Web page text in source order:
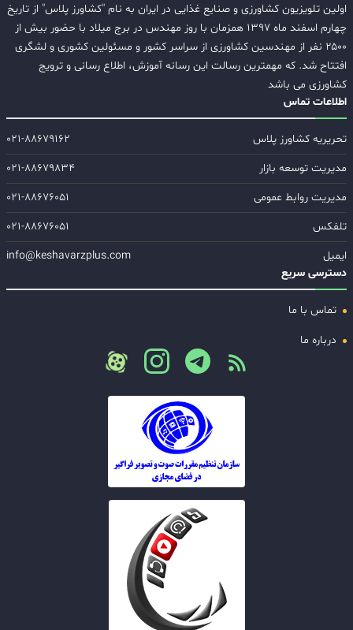
اولین تلویزیون کشاورزی و صنایع غذایی در ایران به نام "کشاورز پلاس" از تاریخ
چهارم اسفند ماه ۱۳۹۷ همزمان با روز مهندس در برج میلاد با حضور بیش از
۲۵۰۰ نفر از مهندسین کشاورزی از سراسر کشور و مسئولین کشوری و لشگری
افتتاح شد. که مهمترین رسالت این رسانه آموزش، اطلاع رسانی و ترویج
کشاورزی می باشد
اطلاعات تماس
تحریریه کشاورز پلاس
۰۲۱-۸۸۶۷۹۱۶۲
مدیریت توسعه بازار
۰۲۱-۸۸۶۷۹۸۳۴
مدیریت روابط عمومی
۰۲۱-۸۸۶۷۶۰۵۱
تلفکس
۰۲۱-۸۸۶۷۶۰۵۱
ایمیل
info@keshavarzplus.com
دسترسی سریع
تماس با ما
درباره ما